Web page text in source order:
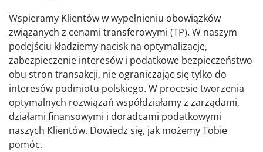
Wspieramy Klientów w wypełnieniu obowiązków
związanych z cenami transferowymi (TP). W naszym
podejściu kładziemy nacisk na optymalizację,
zabezpieczenie interesów i podatkowe bezpieczeństwo
obu stron transakcji, nie ograniczając się tylko do
interesów podmiotu polskiego. W procesie tworzenia
optymalnych rozwiązań współdziałamy z zarządami,
działami finansowymi i doradcami podatkowymi
naszych Klientów. Dowiedz się, jak możemy Tobie
pomóc.